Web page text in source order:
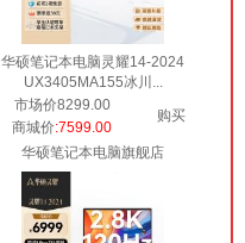
华硕笔记本电脑灵耀14-2024
UX3405MA155冰川...
市场价8299.00
购买
商城价:7599.00
华硕笔记本电脑旗舰店